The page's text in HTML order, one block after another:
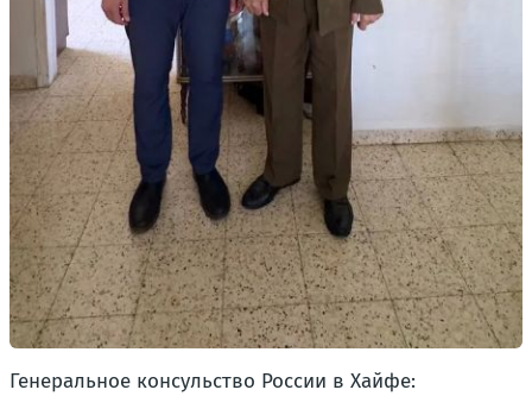
Генеральное консульство России в Хайфе: